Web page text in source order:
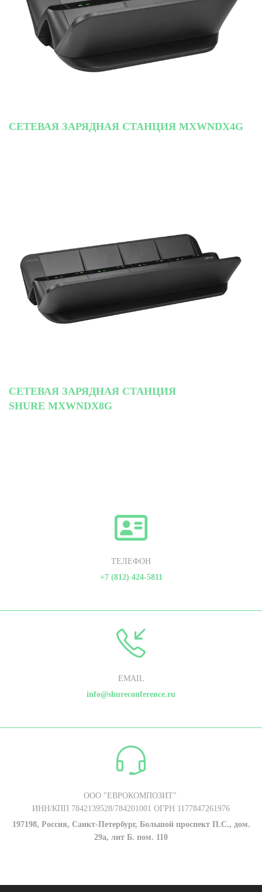
СЕТЕВАЯ ЗАРЯДНАЯ СТАНЦИЯ MXWNDX4G
СЕТЕВАЯ ЗАРЯДНАЯ СТАНЦИЯ
SHURE MXWNDX8G
ТЕЛЕФОН
+7 (812) 424-5811
EMAIL
info@shureconference.ru
ООО "ЕВРОКОМПОЗИТ"
ИНН/КПП 7842139528/784201001 ОГРН 1177847261976
197198, Россия, Санкт-Петербург, Большой проспект П.С., дом.
29а, лит Б. пом. 110